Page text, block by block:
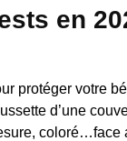
en
protéger votre
d’une
coloré…face